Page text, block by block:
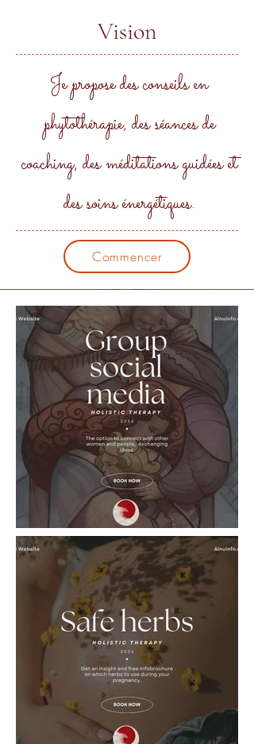
Vision
Je propose des conseils en
phytothérapie, des séances de
coaching, des méditations guidées et
des soins énergétiques.
Commencer